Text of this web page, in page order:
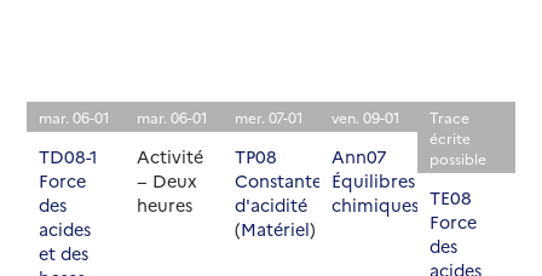
mar. 06-01
TD08-1
Force
des
acides
et des
mar. 06-01
Activité
− Deux
heures
mer. 07-01
TP08
Constante
d'acidité
(Matériel)
ven. 09-01
Ann07
Équilibres
chimiques
Trace
écrite
possible
TE08
Force
des
acides